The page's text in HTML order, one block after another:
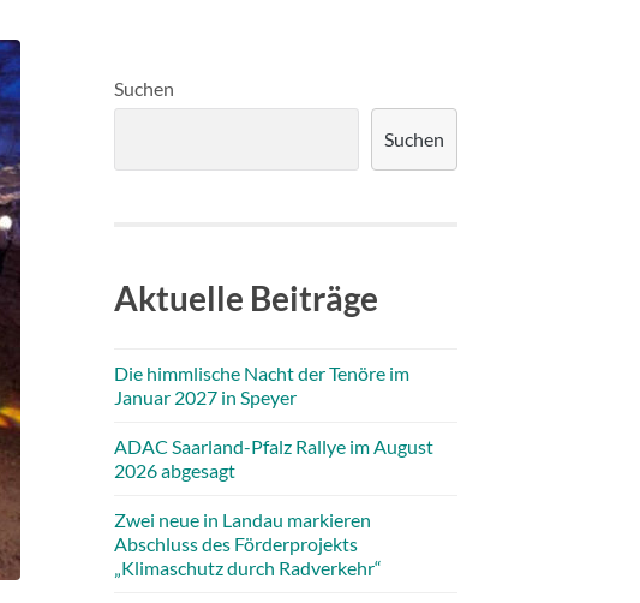
Suchen
Suchen
Aktuelle Beiträge
Die himmlische Nacht der Tenöre im
Januar 2027 in Speyer
ADAC Saarland-Pfalz Rallye im August
2026 abgesagt
Zwei neue in Landau markieren
Abschluss des Förderprojekts
„Klimaschutz durch Radverkehr“